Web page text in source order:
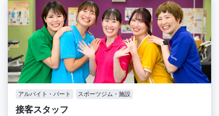
アルバイト・パート スポーツジム・施設
接客スタッフ